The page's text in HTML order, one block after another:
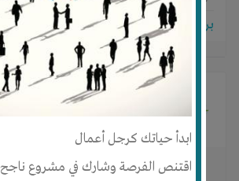
ابدأ حياتك كرجل أعمال
اقتنص الفرصة وشارك في مشروع ناجح
برجاء تسجيل الدخول للتواصل!
khaled sohag
منذ 11 سنوات